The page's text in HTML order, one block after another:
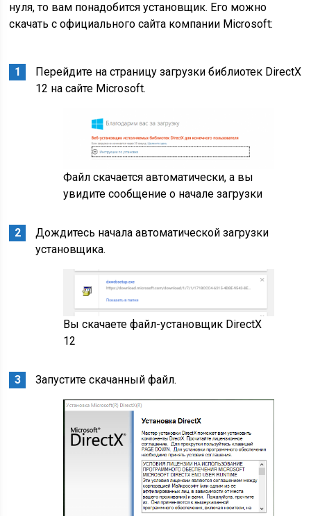
нуля, то вам понадобится установщик. Его можно
скачать с официального сайта компании Microsoft:
Перейдите на страницу загрузки библиотек DirectX
12 на сайте Microsoft.
Файл скачается автоматически, а вы
увидите сообщение о начале загрузки
Дождитесь начала автоматической загрузки
установщика.
Вы скачаете файл-установщик DirectX
12
Запустите скачанный файл.